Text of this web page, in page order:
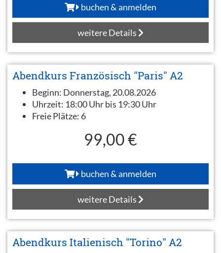
buchen & anmelden
weitere Details
Abendkurs Französisch "Paris" A2
Beginn: Donnerstag, 20.08.2026
Uhrzeit: 18:00 Uhr bis 19:30 Uhr
Freie Plätze: 6
99,00 €
buchen & anmelden
weitere Details
Abendkurs Italienisch "Torino" A2